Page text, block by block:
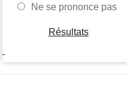
Ne se prononce pas
Résultats
-